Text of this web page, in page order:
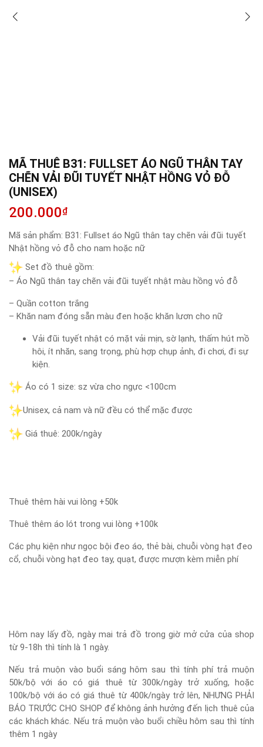
MÃ THUÊ B31: FULLSET ÁO NGŨ THÂN TAY
CHẼN VẢI ĐŨI TUYẾT NHẬT HỒNG VỎ ĐỖ
(UNISEX)
200.000₫
Mã sản phẩm: B31: Fullset áo Ngũ thân tay chẽn vải đũi tuyết
Nhật hồng vỏ đỗ cho nam hoặc nữ
Set đồ thuê gồm:
– Áo Ngũ thân tay chẽn vải đũi tuyết nhật màu hồng vỏ đỗ
– Quần cotton trắng
– Khăn nam đóng sẵn màu đen hoặc khăn lươn cho nữ
Vải đũi tuyết nhật có mặt vải mịn, sờ lạnh, thấm hút mồ
hôi, ít nhăn, sang trọng, phù hợp chụp ảnh, đi chơi, đi sự
kiện.
Áo có 1 size: sz vừa cho ngực <100cm
Unisex, cả nam và nữ đều có thể mặc được
Giá thuê: 200k/ngày
Thuê thêm hài vui lòng +50k
Thuê thêm áo lót trong vui lòng +100k
Các phụ kiện như ngọc bội đeo áo, thẻ bài, chuỗi vòng hạt đeo
cổ, chuỗi vòng hạt đeo tay, quạt, được mượn kèm miễn phí
Hôm nay lấy đồ, ngày mai trả đồ trong giờ mở cửa của shop
từ 9-18h thì tính là 1 ngày.
Nếu trả muộn vào buổi sáng hôm sau thì tính phí trả muộn
50k/bộ với áo có giá thuê từ 300k/ngày trở xuống, hoặc
100k/bộ với áo có giá thuê từ 400k/ngày trở lên, NHƯNG PHẢI
BÁO TRƯỚC CHO SHOP để không ảnh hưởng đến lịch thuê của
các khách khác. Nếu trả muộn vào buổi chiều hôm sau thì tính
thêm 1 ngày